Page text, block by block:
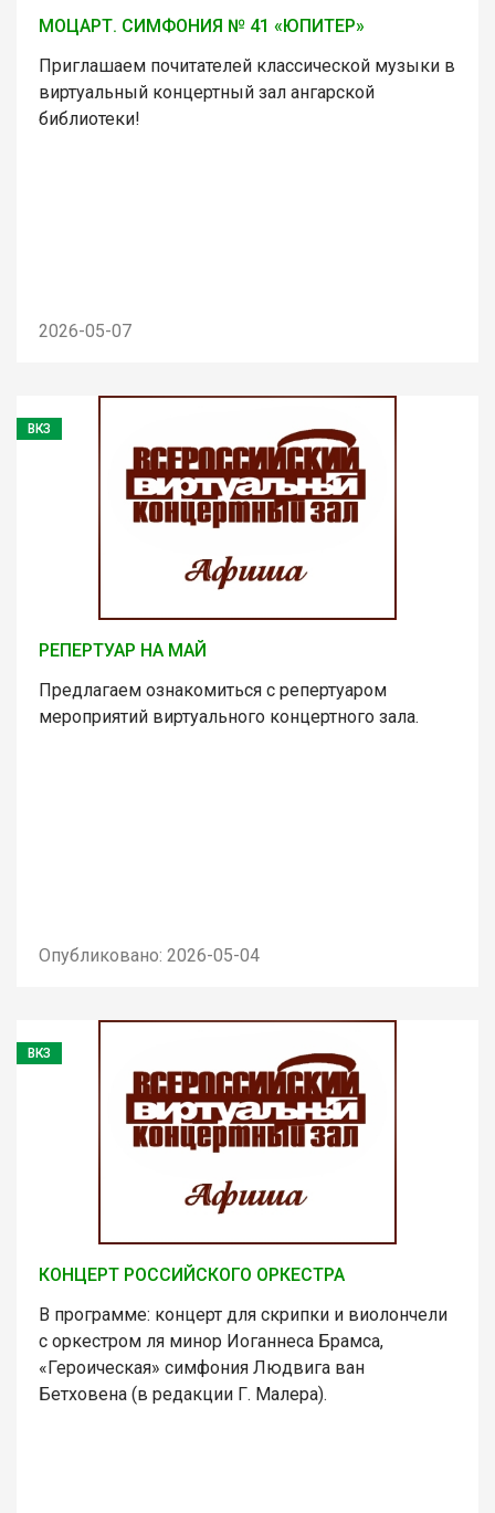
МОЦАРТ. СИМФОНИЯ № 41 «ЮПИТЕР»
Приглашаем почитателей классической музыки в
виртуальный концертный зал ангарской
библиотеки!
2026-05-07
ВКЗ
РЕПЕРТУАР НА МАЙ
Предлагаем ознакомиться с репертуаром
мероприятий виртуального концертного зала.
Опубликовано: 2026-05-04
ВКЗ
КОНЦЕРТ РОССИЙСКОГО ОРКЕСТРА
В программе: концерт для скрипки и виолончели
с оркестром ля минор Иоганнеса Брамса,
«Героическая» симфония Людвига ван
Бетховена (в редакции Г. Малера).